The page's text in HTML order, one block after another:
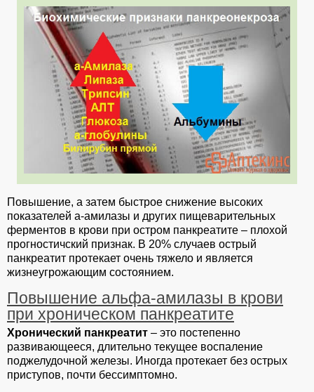
Повышение, а затем быстрое снижение высоких
показателей а-амилазы и других пищеварительных
ферментов в крови при остром панкреатите – плохой
прогностичский признак. В 20% случаев острый
панкреатит протекает очень тяжело и является
жизнеугрожающим состоянием.
Повышение альфа-амилазы в крови
при хроническом панкреатите
Хронический панкреатит – это постепенно
развивающееся, длительно текущее воспаление
поджелудочной железы. Иногда протекает без острых
приступов, почти бессимптомно.